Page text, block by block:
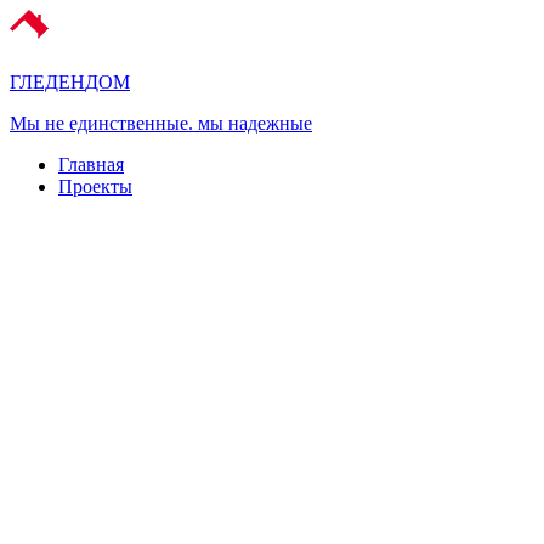
ГЛЕДЕНДОМ
Мы не единственные. мы надежные
Главная
Проекты